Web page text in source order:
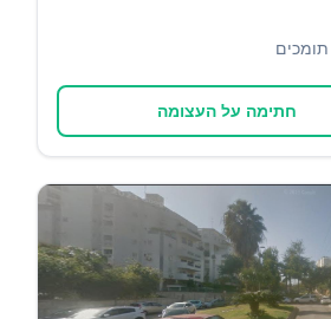
תומכים
חתימה על העצומה